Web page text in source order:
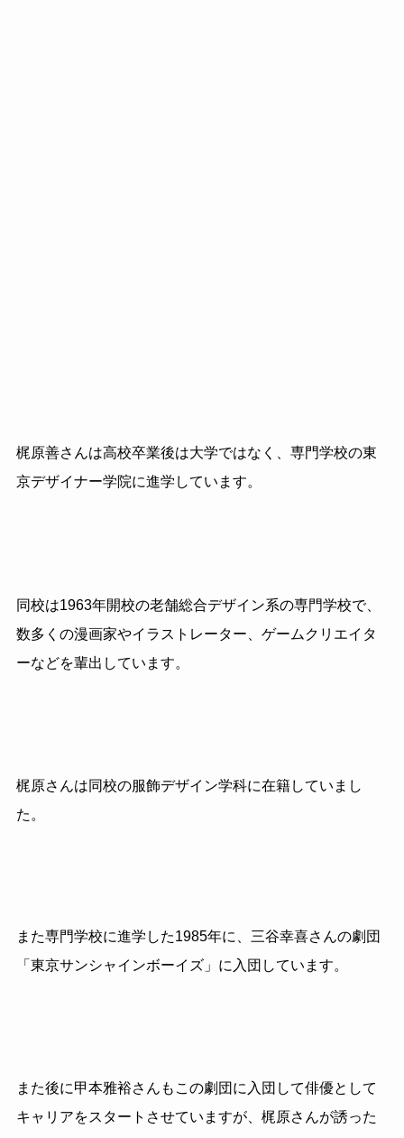
梶原善さんは高校卒業後は大学ではなく、専門学校の東
京デザイナー学院に進学しています。
同校は1963年開校の老舗総合デザイン系の専門学校で、
数多くの漫画家やイラストレーター、ゲームクリエイタ
ーなどを輩出しています。
梶原さんは同校の服飾デザイン学科に在籍していまし
た。
また専門学校に進学した1985年に、三谷幸喜さんの劇団
「東京サンシャインボーイズ」に入団しています。
また後に甲本雅裕さんもこの劇団に入団して俳優として
キャリアをスタートさせていますが、梶原さんが誘った